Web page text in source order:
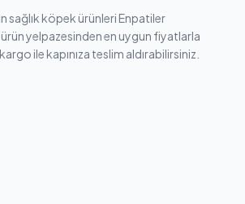
sağlık köpek ürünleri Enpatiler
yelpazesinden en uygun fiyatlarla
ile kapınıza teslim aldırabilirsiniz.